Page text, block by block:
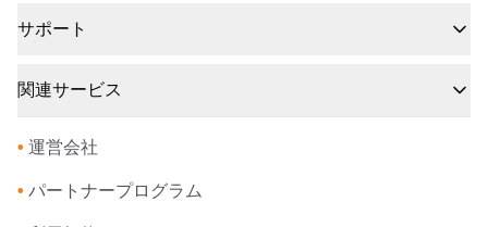
サポート
関連サービス
• 運営会社
• パートナープログラム